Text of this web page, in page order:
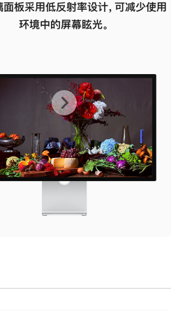
板采用低反射率设计，可减少使用
环境中的屏幕眩光。
上
一
张
图
下
一
张
图